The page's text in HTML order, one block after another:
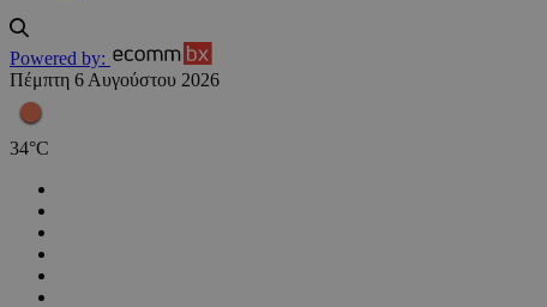
Powered by:
Πέμπτη 6 Αυγούστου 2026
34°C